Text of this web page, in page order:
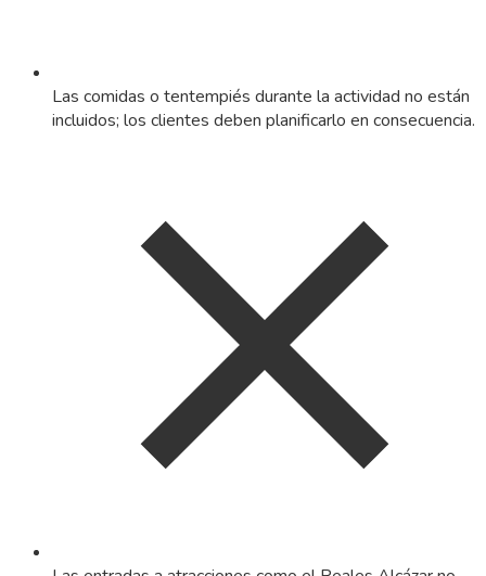
Las comidas o tentempiés durante la actividad no están
incluidos; los clientes deben planificarlo en consecuencia.